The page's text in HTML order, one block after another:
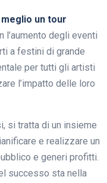
un tour
l’aumento degli eventi
a festini di grande
per tutti gli artisti
l’impatto delle loro
si tratta di un insieme
e realizzare un
e generi profitti.
successo sta nella